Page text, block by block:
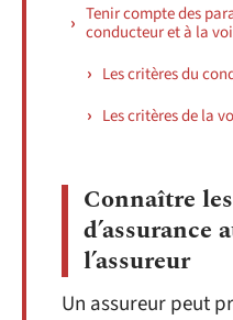
Tenir compte des
conducteur et à la
Les critères du
Les critères de la
Connaître
d’assurance
l’assureur
Un assureur peut